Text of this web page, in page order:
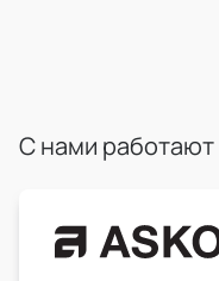
С нами работают